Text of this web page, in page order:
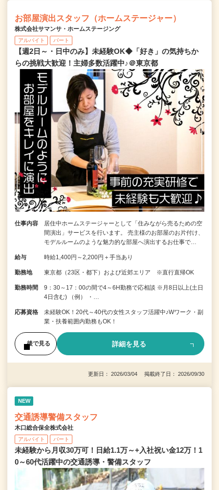
お部屋演出スタッフ（ホームステージャー）
株式会社サマンサ・ホームステージング
アルバイト パート
【週2日～・日中のみ】未経験OK◆「好き」の気持ちか
らの挑戦大歓迎！主婦多数活躍中♪＠東京都
仕事内容
居住中ホームステージャーとして「住みながら売るための空
間演出」サービスを行います。 売主様のお部屋のお片付け、
モデルルームのような魅力的な部屋へ演出するお仕事で…
給与 時給1,400円～2,200円＋手当あり
勤務地 東京都（23区・都下）および近郊エリア ※直行直帰OK
勤務時間
9：30～17：00の間で4～6H勤務で応相談 ※月8日以上(土日
4日含む) （例） ・…
応募資格
未経験OK！20代～40代の女性スタッフ活躍中♪Wワーク・副
業・扶養範囲内勤務もOK！
後で見る 詳細を見る
更新日： 2026/03/04 掲載終了日： 2026/09/30
NEW
交通誘導警備スタッフ
木口総合保全株式会社
アルバイト パート
未経験から月収30万可！日給1.1万～+入社祝い金12万！1
0～60代活躍中の交通誘導・警備スタッフ